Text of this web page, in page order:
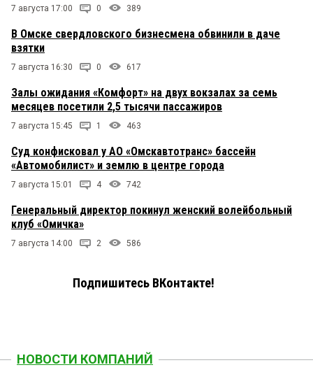
7 августа 17:00 0 389
В Омске свердловского бизнесмена обвинили в даче
взятки
7 августа 16:30 0 617
Залы ожидания «Комфорт» на двух вокзалах за семь
месяцев посетили 2,5 тысячи пассажиров
7 августа 15:45 1 463
Суд конфисковал у АО «Омскавтотранс» бассейн
«Автомобилист» и землю в центре города
7 августа 15:01 4 742
Генеральный директор покинул женский волейбольный
клуб «Омичка»
7 августа 14:00 2 586
Подпишитесь ВКонтакте!
НОВОСТИ КОМПАНИЙ